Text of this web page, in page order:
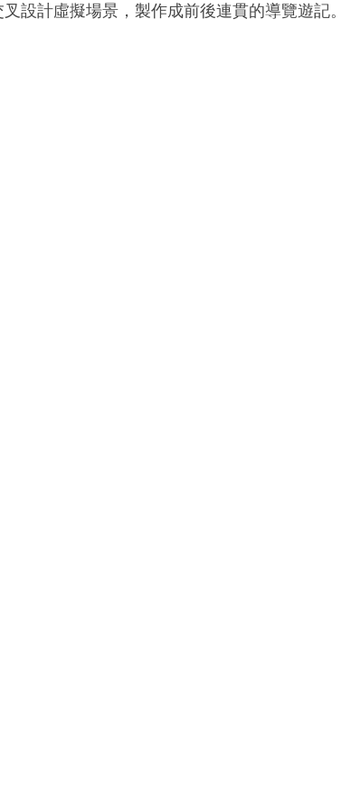
設計虛擬場景，製作成前後連貫的導覽遊記。